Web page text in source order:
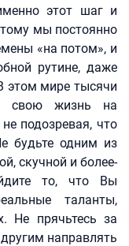
этот шаг и
мы постоянно
«на потом», и
рутине, даже
этом мире тысячи
свою жизнь на
подозревая, что
будьте одним из
скучной и более-
то, что Вы
таланты,
Не прячьтесь за
направлять